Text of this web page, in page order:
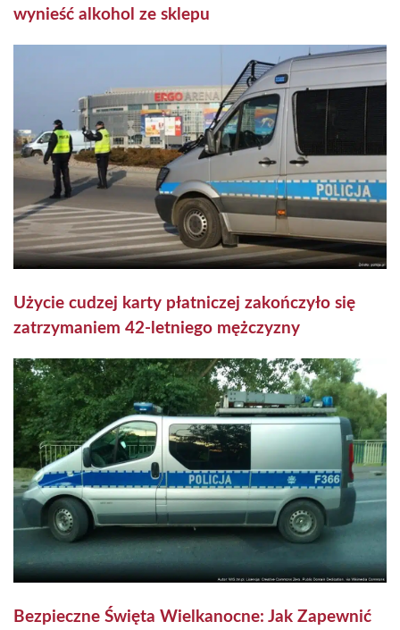
wynieść alkohol ze sklepu
Użycie cudzej karty płatniczej zakończyło się
zatrzymaniem 42-letniego mężczyzny
Bezpieczne Święta Wielkanocne: Jak Zapewnić